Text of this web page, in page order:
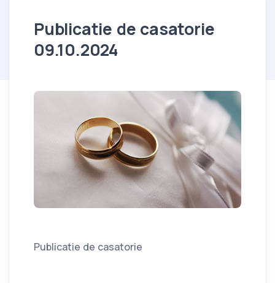
Publicatie de casatorie
09.10.2024
Publicatie de casatorie